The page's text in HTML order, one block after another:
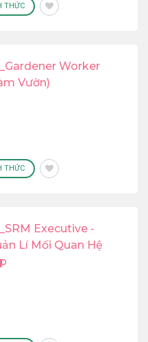
THỨC
Worker
Vườn)
THỨC
Executive -
Lí Mối Quan Hệ